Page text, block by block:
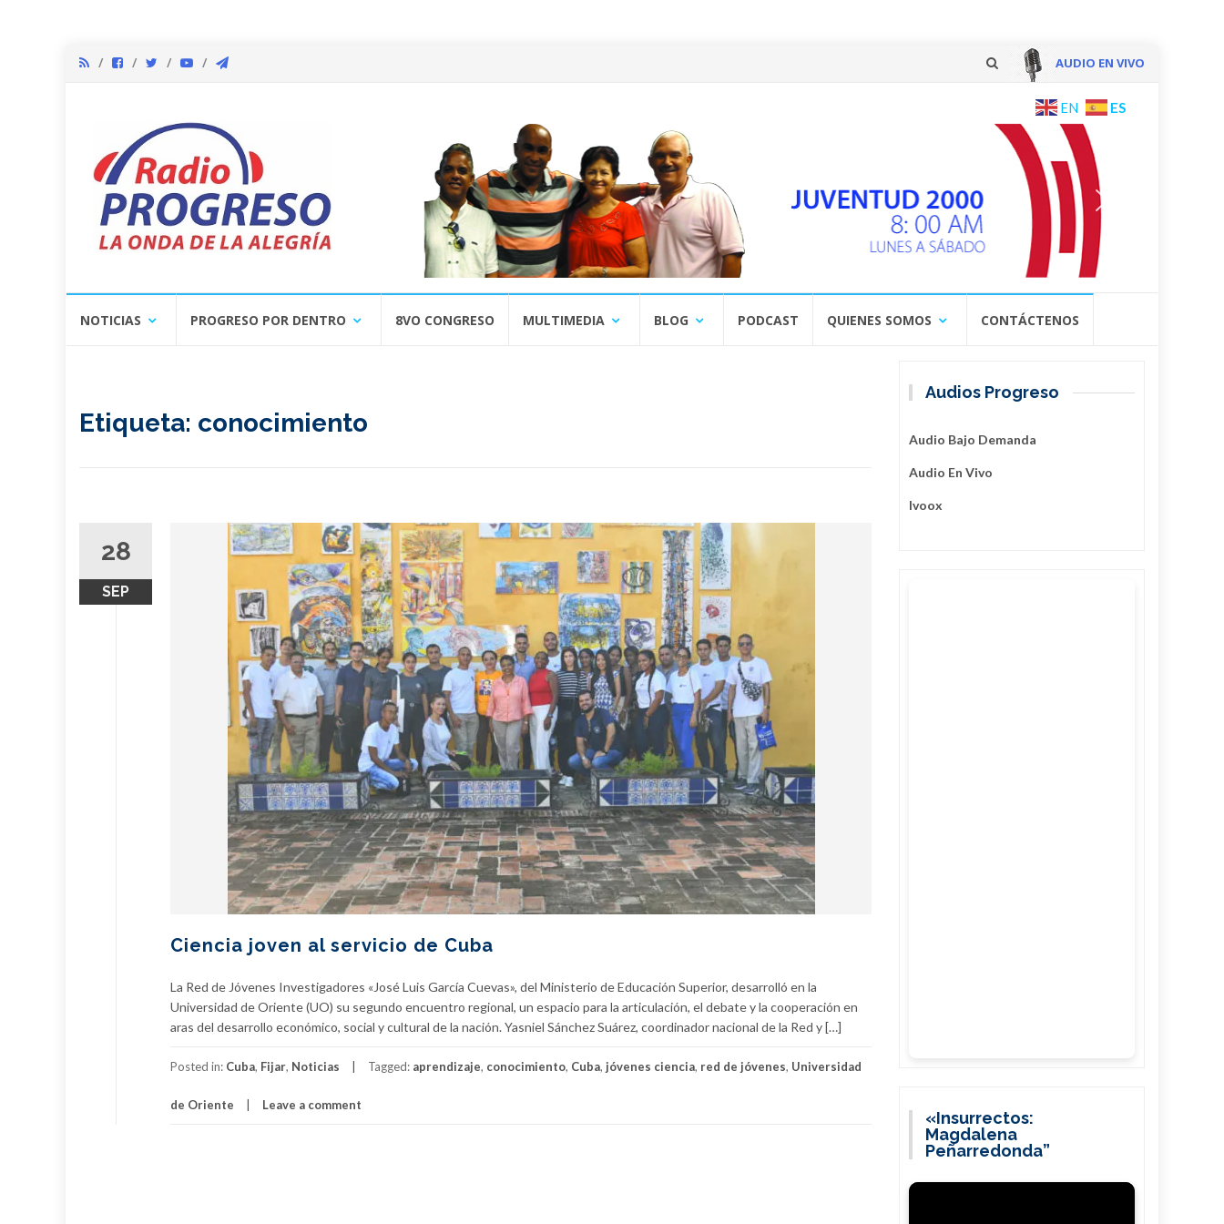
AUDIO EN VIVO
content
EN ES
NOTICIAS PROGRESO POR DENTRO 8VO CONGRESO MULTIMEDIA BLOG PODCAST QUIENES SOMOS CONTÁCTENOS
Etiqueta: conocimiento
28
SEP
Ciencia joven al servicio de Cuba
La Red de Jóvenes Investigadores «José Luis García Cuevas», del Ministerio de Educación Superior, desarrolló en la
Universidad de Oriente (UO) su segundo encuentro regional, un espacio para la articulación, el debate y la cooperación en
aras del desarrollo económico, social y cultural de la nación. Yasniel Sánchez Suárez, coordinador nacional de la Red y […]
Posted in: Cuba, Fijar, Noticias Tagged: aprendizaje, conocimiento, Cuba, jóvenes ciencia, red de jóvenes, Universidad
de Oriente Leave a comment
Audios Progreso
Audio Bajo Demanda
Audio En Vivo
Ivoox
«Insurrectos:
Magdalena
Peñarredonda”